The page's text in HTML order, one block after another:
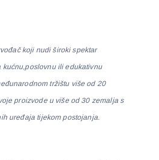
koji nudi široki spektar
kućnu,poslovnu ili edukativnu
tržištu više od 20
proizvode u više od 30 zemalja s
uređaja tijekom postojanja.